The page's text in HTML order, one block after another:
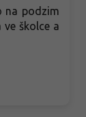
na podzim
školce a